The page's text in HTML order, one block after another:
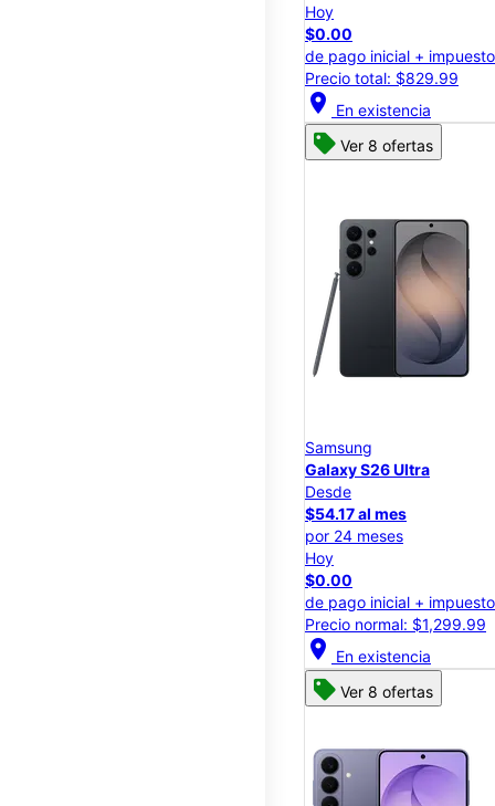
Hoy
$0.00
de pago inicial +
Precio total: $829.99
location_on En existencia
Ver 8 ofertas
Samsung
Galaxy S26 Ultra
Desde
$54.17 al mes
por 24 meses
Hoy
$0.00
de pago inicial +
Precio normal: $1,299.99
location_on En existencia
Ver 8 ofertas